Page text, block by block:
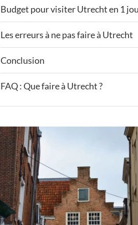
Budget pour visiter Utrecht en 1
Les erreurs à ne pas faire à Utrecht
Conclusion
FAQ : Que faire à Utrecht ?